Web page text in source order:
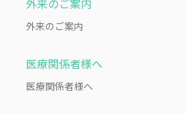
外来のご案内
医療関係者様へ
医療関係者様へ